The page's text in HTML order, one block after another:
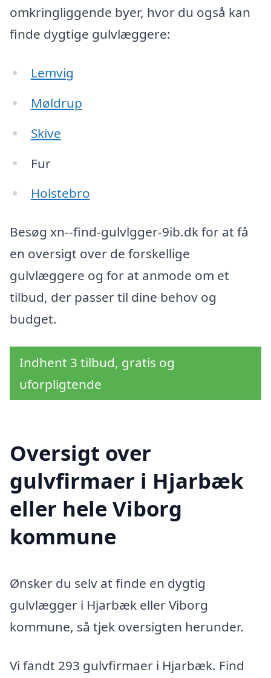
omkringliggende byer, hvor du også kan
finde dygtige gulvlæggere:
Lemvig
Møldrup
Skive
Fur
Holstebro
Besøg xn--find-gulvlgger-9ib.dk for at få
en oversigt over de forskellige
gulvlæggere og for at anmode om et
tilbud, der passer til dine behov og
budget.
Indhent 3 tilbud, gratis og
uforpligtende
Oversigt over
gulvfirmaer i Hjarbæk
eller hele Viborg
kommune
Ønsker du selv at finde en dygtig
gulvlægger i Hjarbæk eller Viborg
kommune, så tjek oversigten herunder.
Vi fandt 293 gulvfirmaer i Hjarbæk. Find